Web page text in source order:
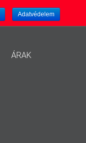
ÁRAK
Adatvédelem